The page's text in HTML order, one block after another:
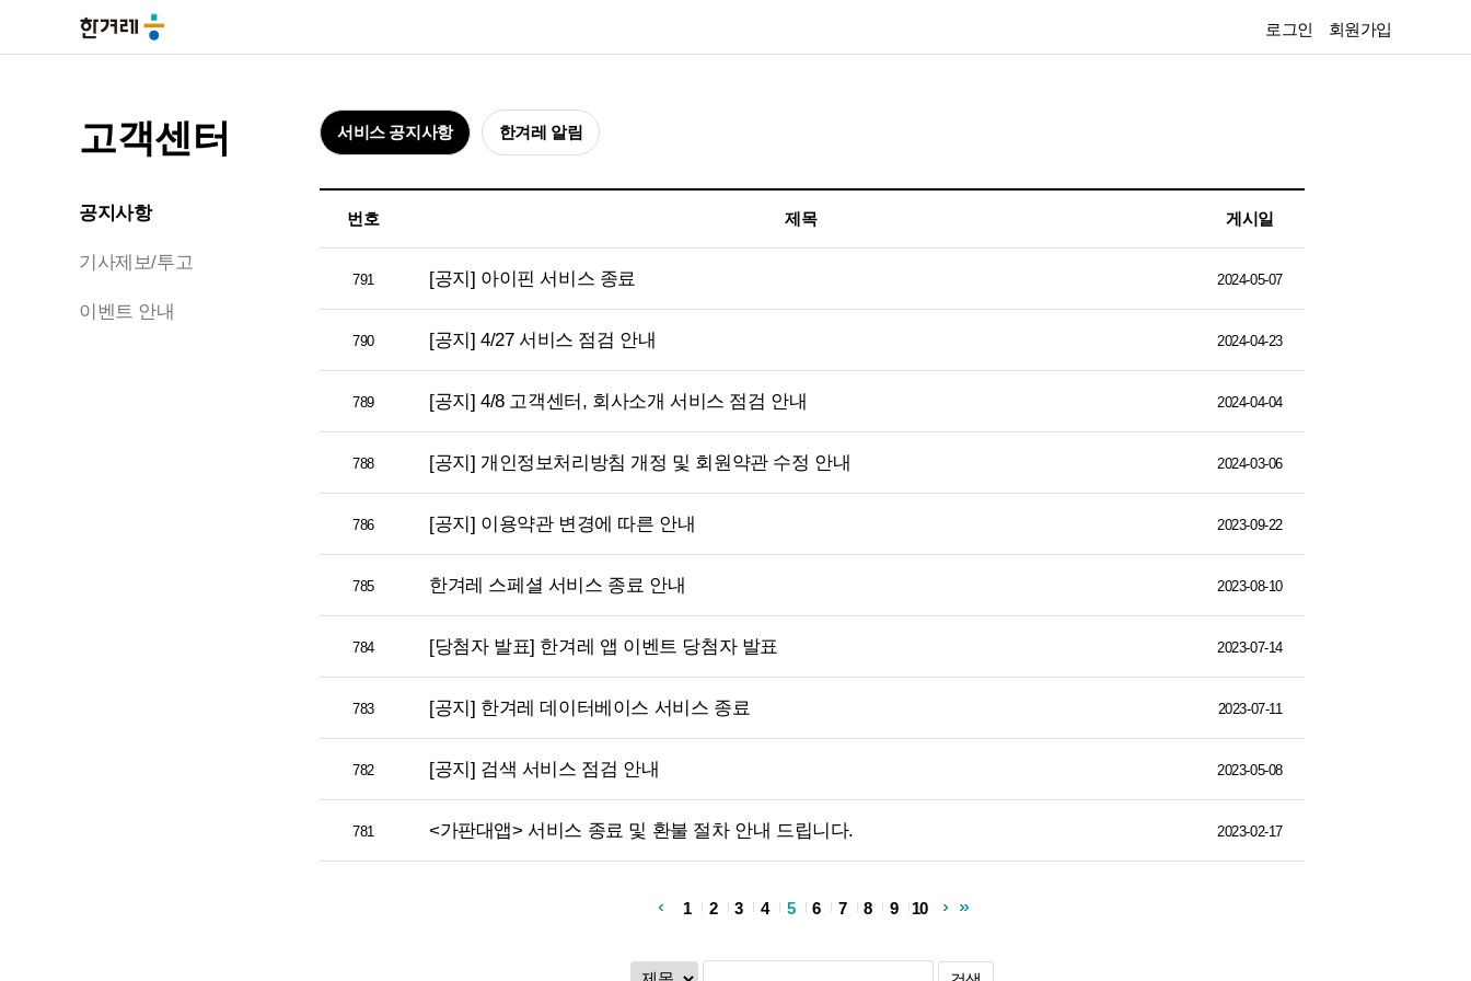
로그인 회원가입
고객센터
공지사항
기사제보/투고
이벤트 안내
서비스 공지사항 한겨레 알림
번호 제목 게시일
791 [공지] 아이핀 서비스 종료 2024-05-07
790 [공지] 4/27 서비스 점검 안내 2024-04-23
789 [공지] 4/8 고객센터, 회사소개 서비스 점검 안내 2024-04-04
788 [공지] 개인정보처리방침 개정 및 회원약관 수정 안내 2024-03-06
786 [공지] 이용약관 변경에 따른 안내 2023-09-22
785 한겨레 스페셜 서비스 종료 안내 2023-08-10
784 [당첨자 발표] 한겨레 앱 이벤트 당첨자 발표 2023-07-14
783 [공지] 한겨레 데이터베이스 서비스 종료 2023-07-11
782 [공지] 검색 서비스 점검 안내 2023-05-08
781 <가판대앱> 서비스 종료 및 환불 절차 안내 드립니다. 2023-02-17
1 2 3 4 5 6 7 8 9 10